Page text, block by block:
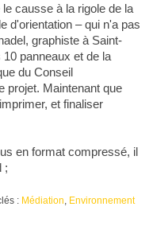
causse à la rigole de la
d'orientation – qui n'a pas
graphiste à Saint-
panneaux et de la
du Conseil
projet. Maintenant que
et finaliser
en format compressé, il
;
: Médiation, Environnement